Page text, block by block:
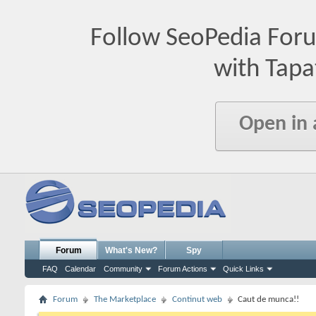
Follow SeoPedia
with
Open in
Forum
FAQ Calendar Community Forum Actions Quick Links
What's New? Spy
Forum The Marketplace Continut web Caut de munca!!